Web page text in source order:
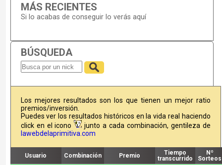
MÁS RECIENTES
Si lo acabas de conseguir lo verás aquí
BÚSQUEDA
Los mejores resultados son los que tienen un mejor ratio
premios/inversión.
Puedes ver los resultados históricos en la vida real haciendo
click en el icono
junto a cada combinación, gentileza de
lawebdelaprimitiva.com
Usuario Combinación Premio
Tiempo
transcurrido
Nº
Sorteos